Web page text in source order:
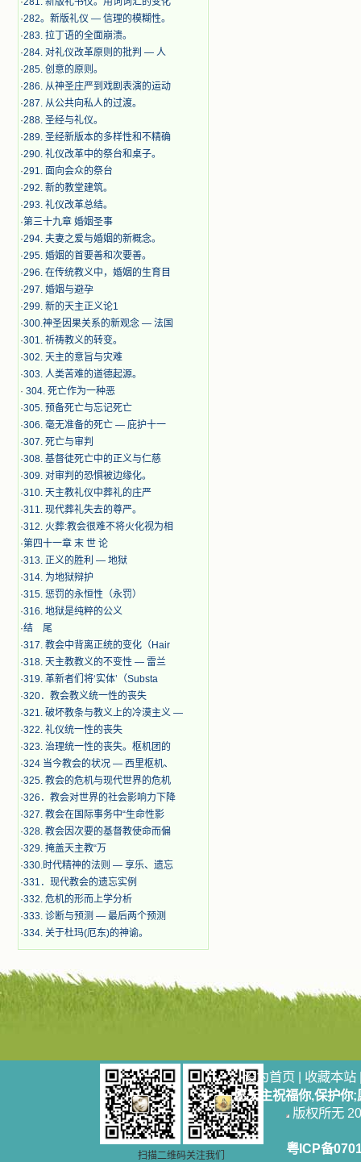
·282。新版礼仪 — 信理的模糊性。
·283. 拉丁语的全面崩溃。
·284. 对礼仪改革原则的批判 — 人
·285. 创意的原则。
·286. 从神圣庄严到戏剧表演的运动
·287. 从公共向私人的过渡。
·288. 圣经与礼仪。
·289. 圣经新版本的多样性和不精确
·290. 礼仪改革中的祭台和桌子。
·291. 面向会众的祭台
·292. 新的教堂建筑。
·293. 礼仪改革总结。
·第三十九章 婚姻圣事
·294. 夫妻之爱与婚姻的新概念。
·295. 婚姻的首要善和次要善。
·296. 在传统教义中，婚姻的生育目
·297. 婚姻与避孕
·299. 新的天主正义论1
·300.神圣因果关系的新观念 — 法国
·301. 祈祷教义的转变。
·302. 天主的意旨与灾难
·303. 人类苦难的道德起源。
· 304. 死亡作为一种恶
·305. 预备死亡与忘记死亡
·306. 毫无准备的死亡 — 庇护十一
·307. 死亡与审判
·308. 基督徒死亡中的正义与仁慈
·309. 对审判的恐惧被边缘化。
·310. 天主教礼仪中葬礼的庄严
·311. 现代葬礼失去的尊严。
·312. 火葬:教会很难不将火化视为相
·第四十一章 末 世 论
·313. 正义的胜利 — 地狱
·314. 为地狱辩护
·315. 惩罚的永恒性（永罚）
·316. 地狱是纯粹的公义
·结 尾
·317. 教会中背离正统的变化（Hair
·318. 天主教教义的不变性 — 雷兰
·319. 革新者们将‘实体’（Substa
·320．教会教义统一性的丧失
·321. 破坏教条与教义上的冷漠主义 —
·322. 礼仪统一性的丧失
·323. 治理统一性的丧失。枢机团的
·324 当今教会的状况 — 西里枢机、
·325. 教会的危机与现代世界的危机
·326．教会对世界的社会影响力下降
·327. 教会在国际事务中“生命性影
·328. 教会因次要的基督教使命而偏
·329. 掩盖天主教“万
·330.时代精神的法则 — 享乐、遗忘
·331．现代教会的遗忘实例
·332. 危机的形而上学分析
·333. 诊断与预测 — 最后两个预测
·334. 关于杜玛(厄东)的神谕。
扫描二维码关注我们
设为首页 | 收藏本站
愿天主祝福你,保护你
版权所无
粤ICP备